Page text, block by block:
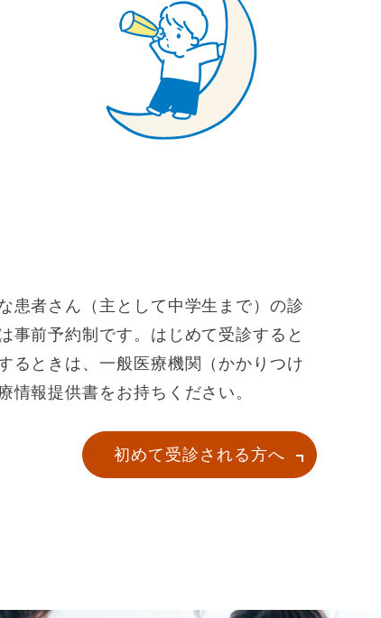
患者さん（主として中学生まで）の診
事前予約制です。はじめて受診すると
るときは、一般医療機関（かかりつけ
情報提供書をお持ちください。
初めて受診される方へ